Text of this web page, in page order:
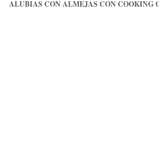
ALUBIAS CON ALMEJAS CON COOKING